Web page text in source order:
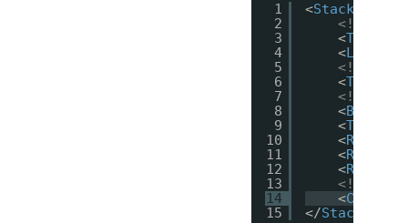
1
2
3
4
5
6
7
8
9
10
11
12
13
14
15
<StackPanel
<!--문자
<
<Label
<!--사용
<TextBox
<!--버튼
<Button
<
<
<
<
<!--체크
<
</StackPanel